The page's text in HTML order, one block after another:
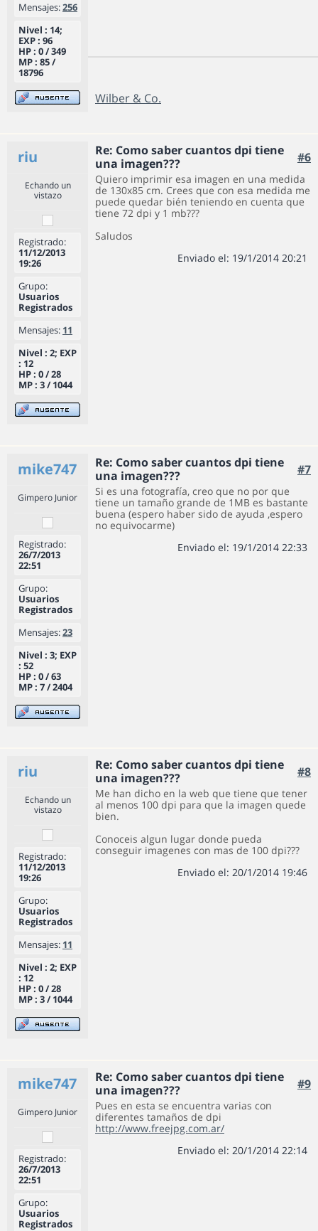
Mensajes:256
Nivel : 14;
EXP : 96
HP : 0 / 349
MP : 85 /
18796
Wilber & Co.
riu
Re: Como saber cuantos dpi tiene
una imagen???
#6
Echando un
vistazo
Registrado:
11/12/2013
19:26
Grupo:
Usuarios
Registrados
Mensajes: 11
Nivel : 2; EXP
: 12
HP : 0 / 28
MP : 3 / 1044
Quiero imprimir esa imagen en una medida
de 130x85 cm. Crees que con esa medida me
puede quedar bién teniendo en cuenta que
tiene 72 dpi y 1 mb???
Saludos
Enviado el: 19/1/2014 20:21
mike747
Re: Como saber cuantos dpi tiene
una imagen???
#7
Gimpero Junior
Registrado:
26/7/2013
22:51
Grupo:
Usuarios
Registrados
Mensajes:23
Nivel : 3; EXP
: 52
HP : 0 / 63
MP : 7 / 2404
Si es una fotografía, creo que no por que
tiene un tamaño grande de 1MB es bastante
buena (espero haber sido de ayuda ,espero
no equivocarme)
Enviado el: 19/1/2014 22:33
riu
Re: Como saber cuantos dpi tiene
una imagen???
#8
Echando un
vistazo
Registrado:
11/12/2013
19:26
Grupo:
Usuarios
Registrados
Mensajes: 11
Nivel : 2; EXP
: 12
HP : 0 / 28
MP : 3 / 1044
Me han dicho en la web que tiene que tener
al menos 100 dpi para que la imagen quede
bien.
Conoceis algun lugar donde pueda
conseguir imagenes con mas de 100 dpi???
Enviado el: 20/1/2014 19:46
mike747
Re: Como saber cuantos dpi tiene
una imagen???
#9
Gimpero Junior
Registrado:
26/7/2013
22:51
Grupo:
Usuarios
Registrados
Pues en esta se encuentra varias con
diferentes tamaños de dpi
http://www.freejpg.com.ar/
Enviado el: 20/1/2014 22:14